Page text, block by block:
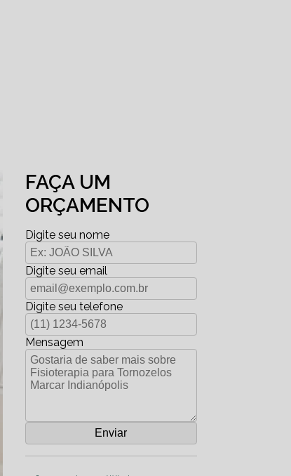
FAÇA UM
ORÇAMENTO
Digite seu nome
Digite seu email
Digite seu telefone
Mensagem